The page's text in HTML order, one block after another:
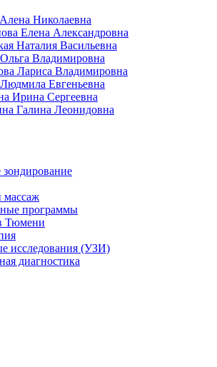
Николаевна
Елена Александровна
Наталия Васильевна
Владимировна
Лариса Владимировна
Евгеньевна
Ирина Сергеевна
Галина Леонидовна
зондирование
программы
Тюмени
исследования (УЗИ)
диагностика